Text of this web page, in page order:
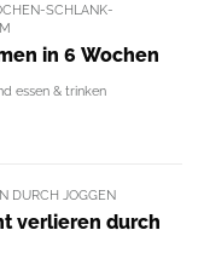
SCHLANK-
in 6 Wochen
essen & trinken
DURCH JOGGEN
verlieren durch